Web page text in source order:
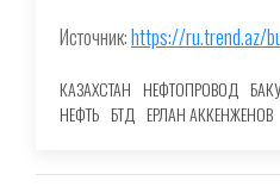
Источник:https://ru.trend.az/
КАЗАХСТАН НЕФТОПРОВОД БАКУ
НЕФТЬ БТД ЕРЛАН АККЕНЖЕНОВ